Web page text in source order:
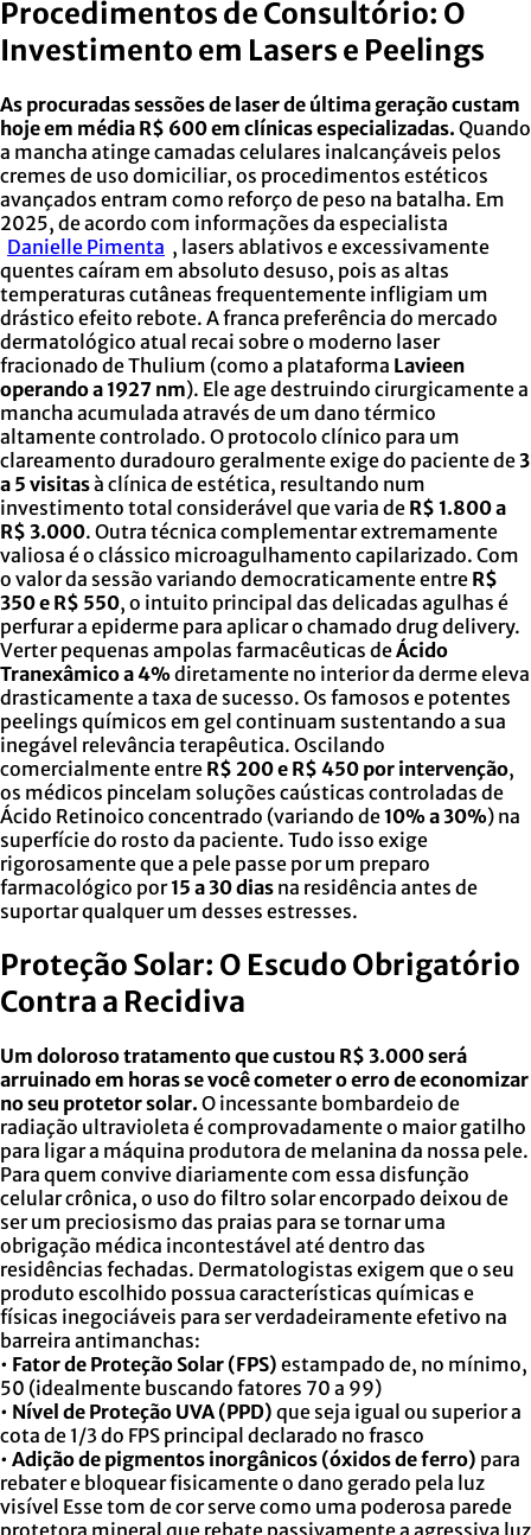
Procedimentos de Consultório: O
Investimento em Lasers e Peelings
As procuradas sessões de laser de última geração custam
hoje em média R$ 600 em clínicas especializadas. Quando
a mancha atinge camadas celulares inalcançáveis pelos
cremes de uso domiciliar, os procedimentos estéticos
avançados entram como reforço de peso na batalha. Em
2025, de acordo com informações da especialista
Danielle Pimenta , lasers ablativos e excessivamente
quentes caíram em absoluto desuso, pois as altas
temperaturas cutâneas frequentemente infligiam um
drástico efeito rebote. A franca preferência do mercado
dermatológico atual recai sobre o moderno laser
fracionado de Thulium (como a plataforma Lavieen
operando a 1927 nm). Ele age destruindo cirurgicamente a
mancha acumulada através de um dano térmico
altamente controlado. O protocolo clínico para um
clareamento duradouro geralmente exige do paciente de3
a 5 visitasà clínica de estética, resultando num
investimento total considerável que varia de R$ 1.800 a
R$ 3.000. Outra técnica complementar extremamente
valiosa é o clássico microagulhamento capilarizado. Com
o valor da sessão variando democraticamente entre R$
350 e R$ 550, o intuito principal das delicadas agulhas é
perfurar a epiderme para aplicar o chamado drug delivery.
Verter pequenas ampolas farmacêuticas deÁcido
Tranexâmico a 4%diretamente no interior da derme eleva
drasticamente a taxa de sucesso. Os famosos e potentes
peelings químicos em gel continuam sustentando a sua
inegável relevância terapêutica. Oscilando
comercialmente entre R$ 200 e R$ 450 por intervenção,
os médicos pincelam soluções caústicas controladas de
Ácido Retinoico concentrado (variando de 10% a 30%) na
superfície do rosto da paciente. Tudo isso exige
rigorosamente que a pele passe por um preparo
farmacológico por15 a 30 dias na residência antes de
suportar qualquer um desses estresses.
Proteção Solar: O Escudo Obrigatório
Contra a Recidiva
Um doloroso tratamento que custou R$ 3.000 será
arruinado em horas se você cometer o erro de economizar
no seu protetor solar. O incessante bombardeio de
radiação ultravioleta é comprovadamente o maior gatilho
para ligar a máquina produtora de melanina da nossa pele.
Para quem convive diariamente com essa disfunção
celular crônica, o uso do filtro solar encorpado deixou de
ser um preciosismo das praias para se tornar uma
obrigação médica incontestável até dentro das
residências fechadas. Dermatologistas exigem que o seu
produto escolhido possua características químicas e
físicas inegociáveis para ser verdadeiramente efetivo na
barreira antimanchas:
• Fator de Proteção Solar (FPS) estampado de, no mínimo,
50 (idealmente buscando fatores 70 a 99)
• Nível de Proteção UVA (PPD) que seja igual ou superior a
cota de 1/3 do FPS principal declarado no frasco
• Adição de pigmentos inorgânicos (óxidos de ferro) para
rebater e bloquear fisicamente o dano gerado pela luz
visível Esse tom de cor serve como uma poderosa parede
protetora mineral que rebate passivamente a agressiva luz